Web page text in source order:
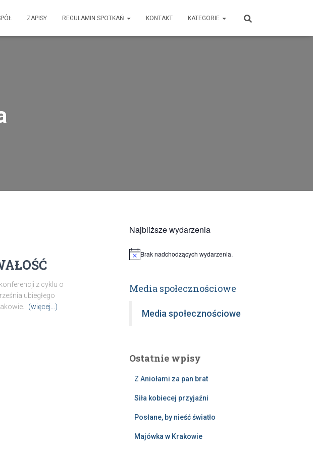
ZAPISY REGULAMIN SPOTKAŃ KONTAKT KATEGORIE
z cyklu o
ubiegłego
(więcej…)
Najbliższe wydarzenia
Powiadomienie
Brak nadchodzących wydarzenia.
Media społecznościowe
Media społecznościowe
Ostatnie wpisy
Z Aniołami za pan brat
Siła kobiecej przyjaźni
Posłane, by nieść światło
Majówka w Krakowie